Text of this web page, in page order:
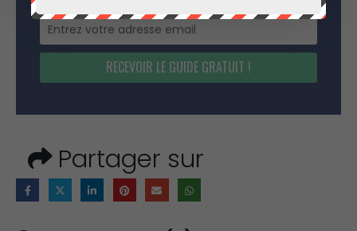
RECEVOIR LE GUIDE GRATUIT !
Partager sur